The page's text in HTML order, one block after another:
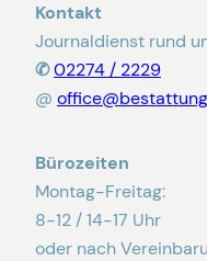
Kontakt
Journaldienst rund
✆02274 / 2229
@
Bürozeiten
Montag-Freitag:
8-12 / 14-17 Uhr
oder nach